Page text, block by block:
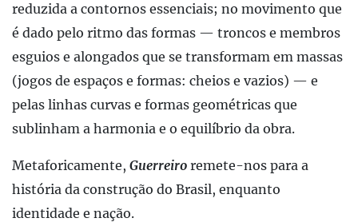
reduzida a contornos essenciais; no movimento que
é dado pelo ritmo das formas — troncos e membros
esguios e alongados que se transformam em massas
(jogos de espaços e formas: cheios e vazios) — e
pelas linhas curvas e formas geométricas que
sublinham a harmonia e o equilíbrio da obra.
Metaforicamente, Guerreiro remete-nos para a
história da construção do Brasil, enquanto
identidade e nação.